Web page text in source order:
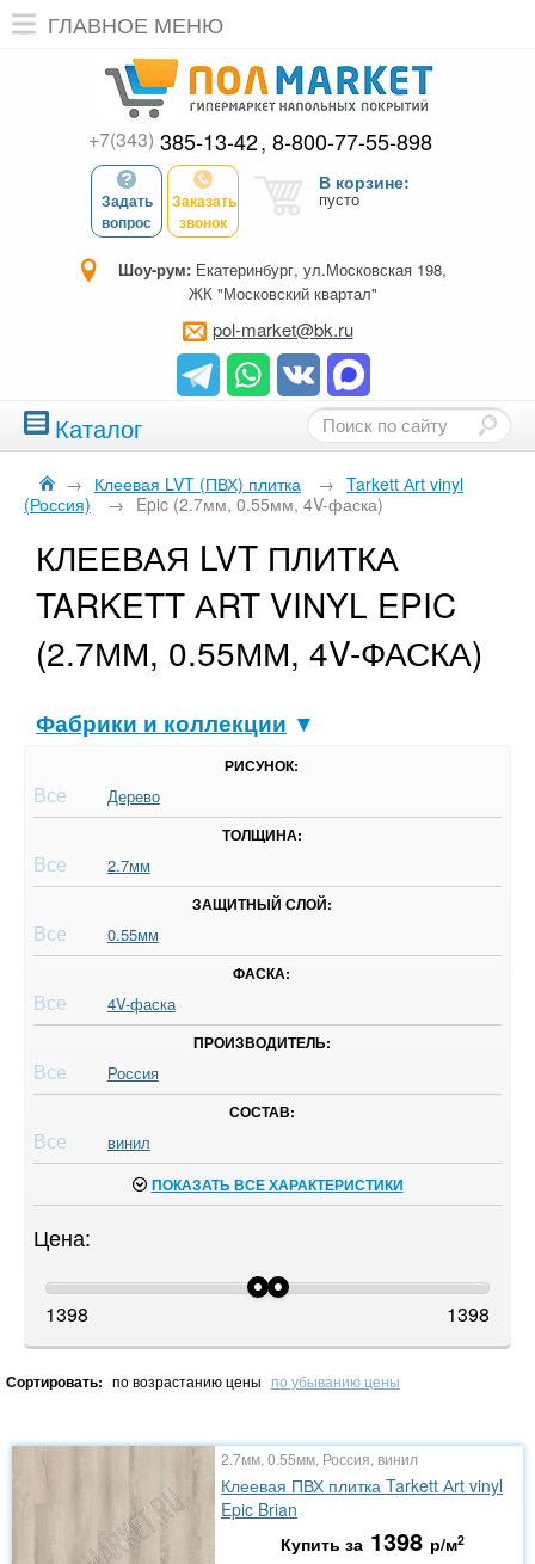
ГЛАВНОЕ МЕНЮ
+7(343) 385-13-42 8-800-77-55-898
Задать
вопрос
Заказать
звонок
В корзине:
пусто
Шоу-рум: Екатеринбург, ул.Московская 198,
ЖК "Московский квартал"
pol-market@bk.ru
Каталог
→ Клеевая LVT (ПВХ) плитка → Tarkett Аrt vinyl
(Россия)
→ Epic (2.7мм, 0.55мм, 4V-фаска)
КЛЕЕВАЯ LVT ПЛИТКА
TARKETT АRT VINYL EPIC
(2.7ММ, 0.55ММ, 4V-ФАСКА)
Фабрики и коллекции ▼
РИСУНОК:
Все Дерево
ТОЛЩИНА:
Все 2.7мм
ЗАЩИТНЫЙ СЛОЙ:
Все 0.55мм
ФАСКА:
Все 4V-фаска
ПРОИЗВОДИТЕЛЬ:
Все Россия
СОСТАВ:
Все винил
ПОКАЗАТЬ ВСЕ ХАРАКТЕРИСТИКИ
Цена:
1398 1398
Сортировать: по возрастанию цены по убыванию цены
2.7мм, 0.55мм, Россия, винил
Клеевая ПВХ плитка Tarkett Аrt vinyl
Epic Brian
Купить за 1398 р/м2